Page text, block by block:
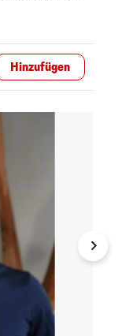
Hinzufügen